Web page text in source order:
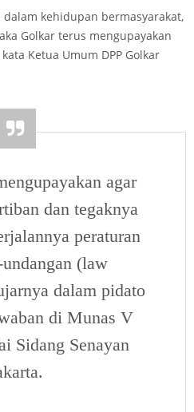
kehidupan bermasyarakat,
Golkar terus mengupayakan
Ketua Umum DPP Golkar
agar
dan tegaknya
peraturan
(law
dalam pidato
di Munas V
Sidang Senayan